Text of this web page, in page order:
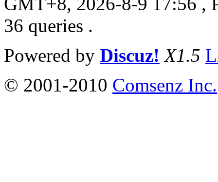
36 queries .
Powered by Discuz! X1.5
© 2001-2010 Comsenz Inc.